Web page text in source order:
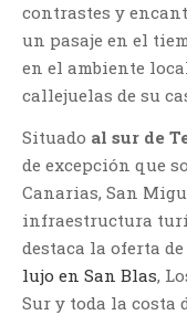
contrastes y
un pasaje en el
en el ambiente
callejuelas de su
Situado al sur de
de excepción que
Canarias, San
infraestructura
destaca la oferta de
lujo en San Blas,
Sur y toda la costa